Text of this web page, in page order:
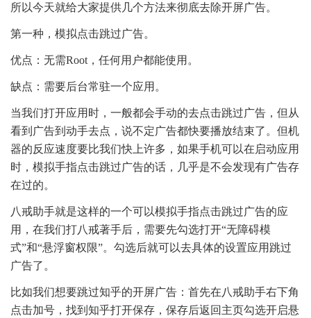
所以今天就给大家提供几个方法来彻底去除开屏广告。
第一种，模拟点击跳过广告。
优点：无需Root，任何用户都能使用。
缺点：需要后台常驻一个应用。
当我们打开应用时，一般都会手动的去点击跳过广告，但从
看到广告到动手去点，说不定广告都快要播放结束了。但机
器的反应速度要比我们快上许多，如果手机可以在启动应用
时，模拟手指点击跳过广告的话，几乎是不会发现有广告存
在过的。
八戒助手就是这样的一个可以模拟手指点击跳过广告的应
用，在我们打八戒著手后，需要先勾选打开“无障碍模
式”和“悬浮窗权限”。勾选后就可以去具体的设置应用跳过
广告了。
比如我们想要跳过知乎的开屏广告：首先在八戒助手右下角
点击加号，找到知乎打开保存，保存后返回主页勾选开启悬